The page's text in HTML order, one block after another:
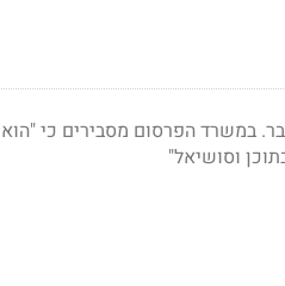
במשרד הפרסום מסבירים כי
וסושיאל"